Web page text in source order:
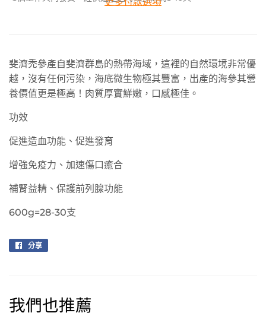
斐濟禿參產自斐濟群島的熱帶海域，這裡的自然環境非常優
越，沒有任何污染，海底微生物極其豐富，出產的海參其營
養價值更是極高！肉質厚實鮮嫩，口感極佳。
功效
促進造血功能、促進發育
增強免疫力、加速傷口癒合
補腎益精、保護前列腺功能
600g=28-30支
分享
我們也推薦